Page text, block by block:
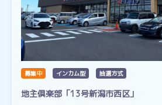
募集中 インカム型 抽選方式
地主倶楽部「13号新潟市西区」